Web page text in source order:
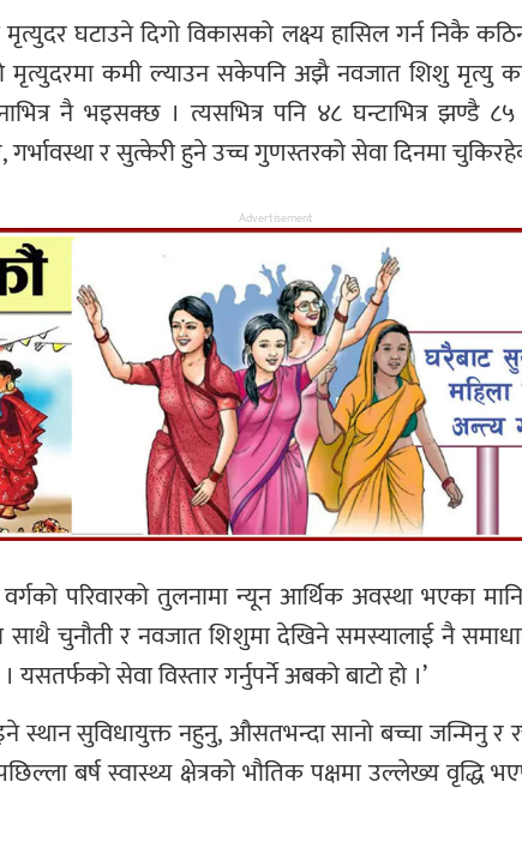
घटाउने दिगो विकासको लक्ष्य हासिल गर्न निकै
मृत्युदरमा कमी ल्याउन सकेपनि अझै नवजात शिशु मृत्यु
नै भइसक्छ । त्यसभित्र पनि ४८ घन्टाभित्र झण्डै ८५
र सुत्केरी हुने उच्च गुणस्तरको सेवा दिनमा
Advertisement
परिवारको तुलनामा न्यून आर्थिक अवस्था भएका
चुनौती र नवजात शिशुमा देखिने समस्यालाई नै
सेवा विस्तार गर्नुपर्ने अबको बाटो हो ।’
स्थान सुविधायुक्त नहुनु, औसतभन्दा सानो बच्चा जन्मिनु
बर्ष स्वास्थ्य क्षेत्रको भौतिक पक्षमा उल्लेख्य वृद्धि